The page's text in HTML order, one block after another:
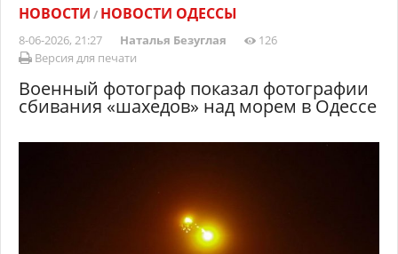
НОВОСТИ / НОВОСТИ ОДЕССЫ
8-06-2026, 21:27 Наталья Безуглая
126
Версия для печати
Военный фотограф показал фотографии
сбивания «шахедов» над морем в Одессе